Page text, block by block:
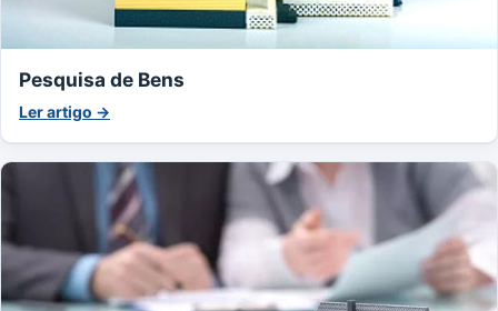
Pesquisa de Bens
Ler artigo →